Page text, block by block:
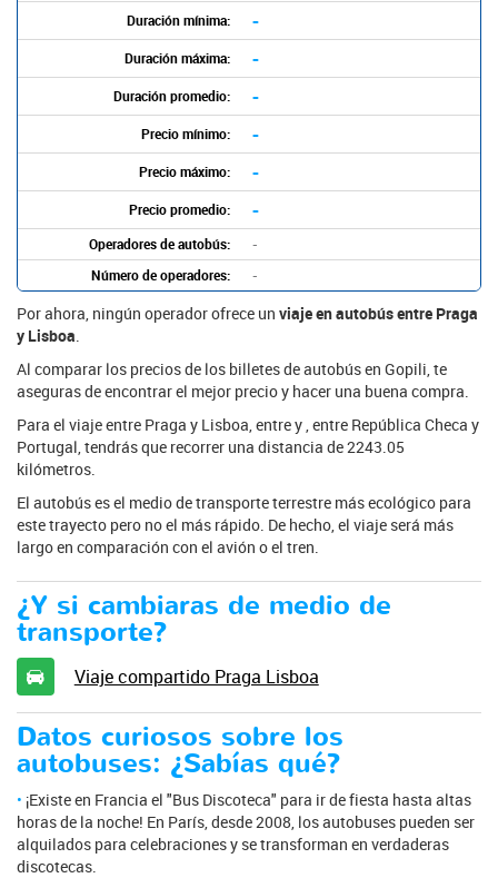
Duración mínima: -
Duración máxima: -
Duración promedio: -
Precio mínimo: -
Precio máximo: -
Precio promedio: -
Operadores de autobús:
-
Número de operadores:
-
Por ahora, ningún operador ofrece un viaje en autobús entre Praga
y Lisboa
Al comparar los precios de los billetes de autobús en Gopili, te
aseguras de encontrar el mejor precio y hacer una buena compra.
Para el viaje entre Praga y Lisboa, entre y , entre República Checa y
Portugal, tendrás que recorrer una distancia de 2243.05
kilómetros.
El autobús es el medio de transporte terrestre más ecológico para
este trayecto pero no el más rápido. De hecho, el viaje será más
largo en comparación con el avión o el tren.
¿Y si cambiaras de medio de
transporte?
Viaje compartido Praga Lisboa
Datos curiosos sobre los
autobuses: ¿Sabías qué?
¡Existe en Francia el "Bus Discoteca" para ir de fiesta hasta altas
horas de la noche! En París, desde 2008, los autobuses pueden ser
alquilados para celebraciones y se transforman en verdaderas
discotecas.